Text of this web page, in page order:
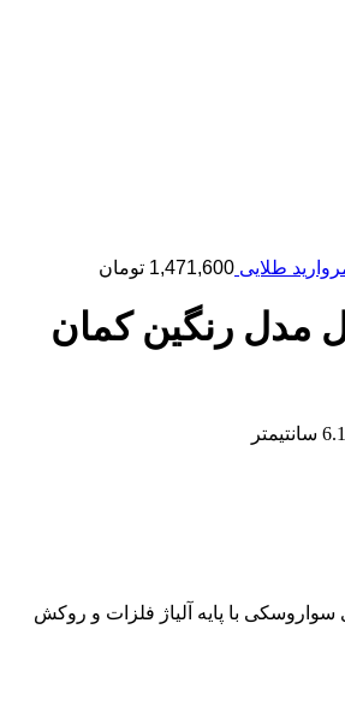
طلایی 1,471,600 تومان
مدل رنگین کمان
سواروسکی با پایه آلیاژ فلزات و روکش